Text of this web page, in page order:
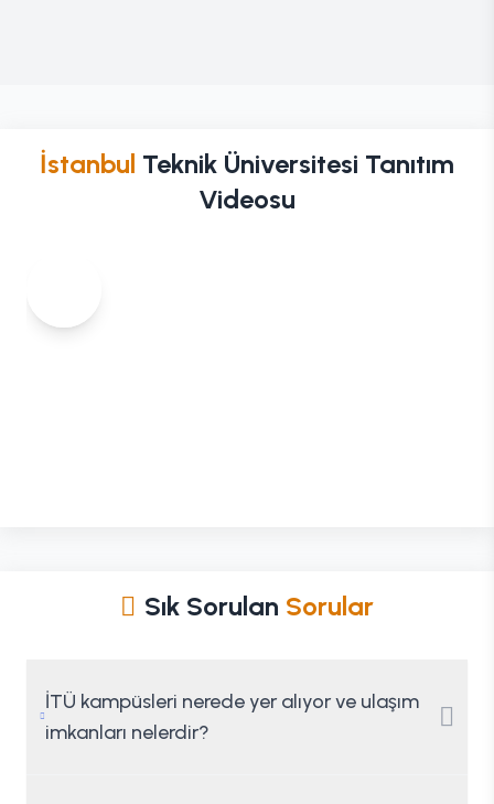
İstanbul Teknik Üniversitesi Tanıtım
Videosu
Sık Sorulan Sorular
İTÜ kampüsleri nerede yer alıyor ve ulaşım
imkanları nelerdir?